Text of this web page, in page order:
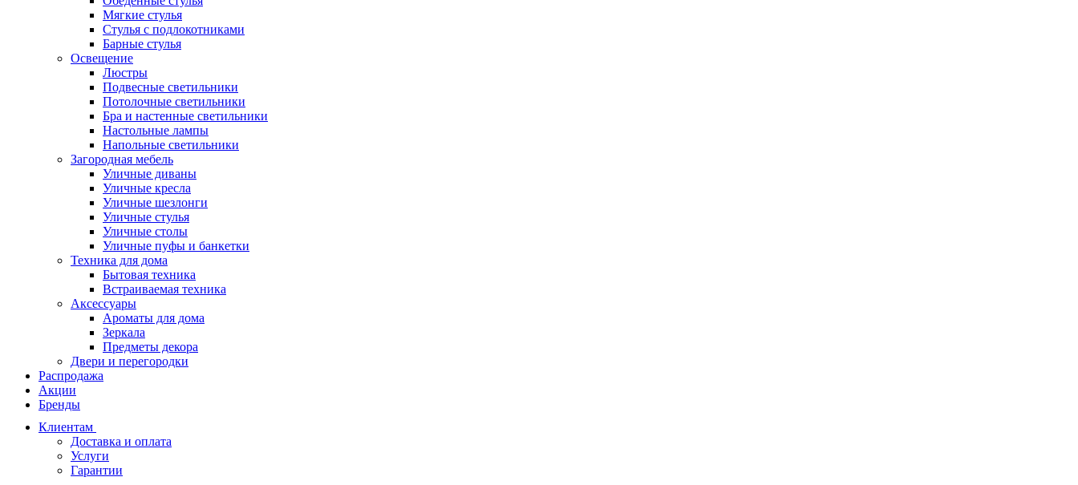
Мягкие стулья
Стулья с подлокотниками
Барные стулья
Освещение
Люстры
Подвесные светильники
Потолочные светильники
Бра и настенные светильники
Настольные лампы
Напольные светильники
Загородная мебель
Уличные диваны
Уличные кресла
Уличные шезлонги
Уличные стулья
Уличные столы
Уличные пуфы и банкетки
Техника для дома
Бытовая техника
Встраиваемая техника
Аксессуары
Ароматы для дома
Зеркала
Предметы декора
Двери и перегородки
Распродажа
Акции
Бренды
Клиентам
Доставка и оплата
Услуги
Гарантии